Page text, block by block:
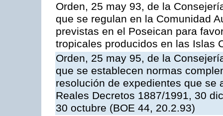
Orden, 25 may 93, de la
que se regulan en la Comunidad
previstas en el Poseican para
tropicales producidos en las Islas
Orden, 25 may 95, de la
que se establecen normas
resolución de expedientes que se
Reales Decretos 1887/1991, 30
30 octubre (BOE 44, 20.2.93)